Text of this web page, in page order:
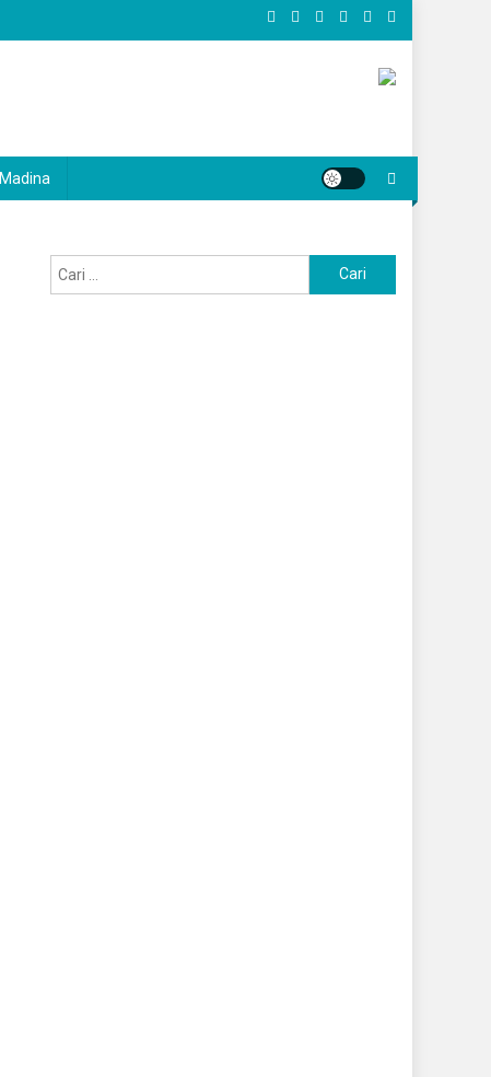
Madina
untuk: